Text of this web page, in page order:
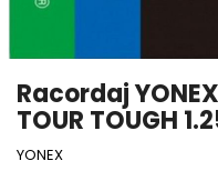
Gripuri & overgripuri
Accesorii teren tenis
Testeaza rachete
Racordaj
TOUR TOUGH
YONEX